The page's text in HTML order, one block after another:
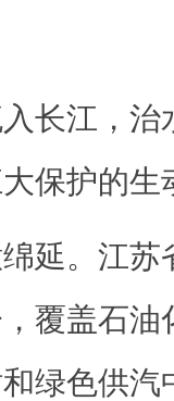
江，治
保护的生
。江苏
覆盖石
绿色供汽